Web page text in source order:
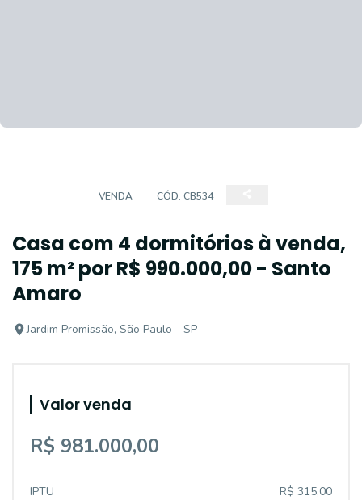
VENDA CÓD: CB534
Casa com 4 dormitórios à venda,
175 m² por R$ 990.000,00 - Santo
Amaro
Jardim Promissão, São Paulo - SP
Valor venda
R$ 981.000,00
IPTU R$ 315,00